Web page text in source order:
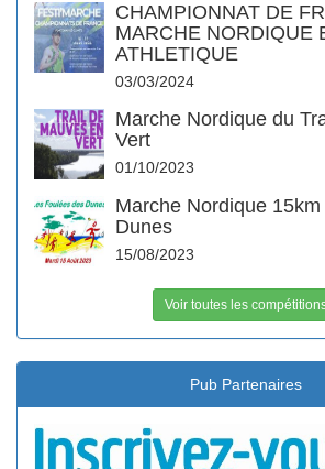
CHAMPIONNAT DE
MARCHE NORDIQUE
ATHLETIQUE
03/03/2024
Marche Nordique du
Vert
01/10/2023
Marche Nordique
Dunes
15/08/2023
Voir toutes les
Pub Partenaires